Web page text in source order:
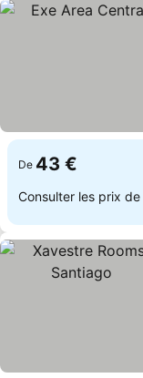
De 43 €
Consulter les prix de